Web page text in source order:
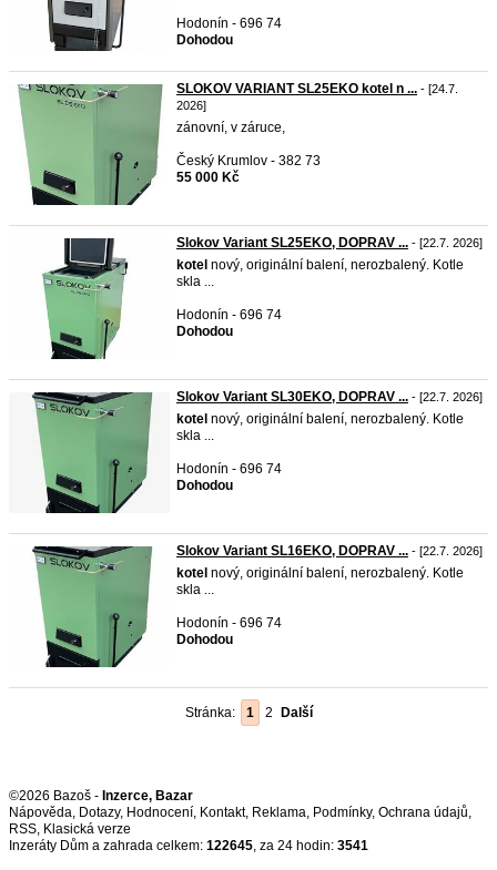
Hodonín - 696 74
Dohodou
SLOKOV VARIANT SL25EKO kotel n ... - [24.7.
2026]
zánovní, v záruce,
Český Krumlov - 382 73
55 000 Kč
Slokov Variant SL25EKO, DOPRAV ... - [22.7. 2026]
kotel nový, originální balení, nerozbalený. Kotle
skla ...
Hodonín - 696 74
Dohodou
Slokov Variant SL30EKO, DOPRAV ... - [22.7. 2026]
kotel nový, originální balení, nerozbalený. Kotle
skla ...
Hodonín - 696 74
Dohodou
Slokov Variant SL16EKO, DOPRAV ... - [22.7. 2026]
kotel nový, originální balení, nerozbalený. Kotle
skla ...
Hodonín - 696 74
Dohodou
Stránka: 1 2 Další
©2026 Bazoš - Inzerce, Bazar
Nápověda, Dotazy, Hodnocení, Kontakt, Reklama, Podmínky, Ochrana údajů,
RSS,
Inzeráty Dům a zahrada celkem: 122645, za 24 hodin: 3541